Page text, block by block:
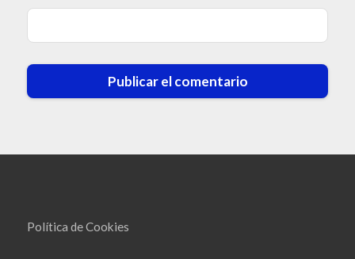
Política de Cookies